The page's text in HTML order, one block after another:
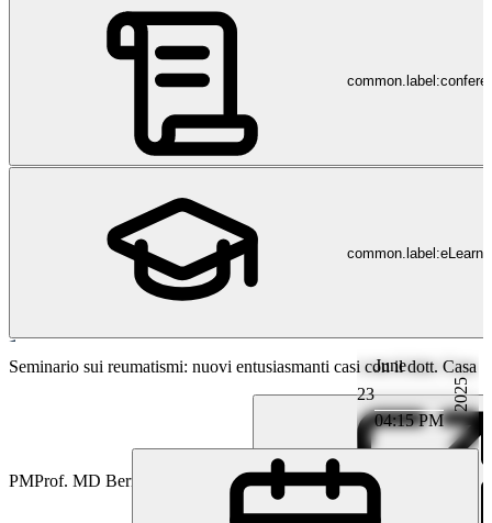
Reumatologia
23
June
04:15 PM
2025
Seminario sui reumatismi: nuovi entusiasmanti casi con il dott. Casa
PMProf. MD Bernhard Manger